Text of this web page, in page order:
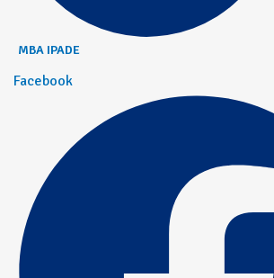
MBA IPADE
Facebook